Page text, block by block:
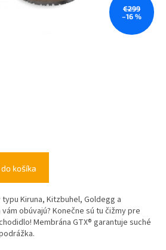
€299
–16 %
košíka
Kiruna, Kitzbuhel, Goldegg a
obúvajú? Konečne sú tu čižmy pre
Membrána GTX® garantuje suché